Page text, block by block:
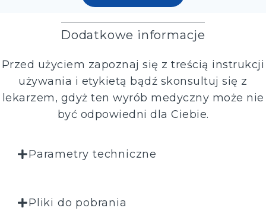
Parametry techniczne
Pliki do pobrania
Dodatkowe informacje
Przed użyciem zapoznaj się z treścią instrukcji
używania i etykietą bądź skonsultuj się z
lekarzem, gdyż ten wyrób medyczny może nie
być odpowiedni dla Ciebie.